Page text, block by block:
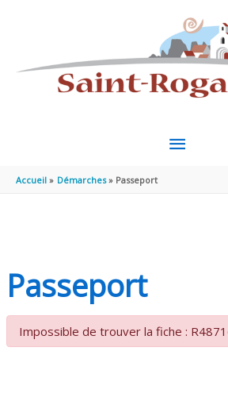
MENU
Accueil Démarches Passeport
Passeport
Impossible de trouver la fiche :